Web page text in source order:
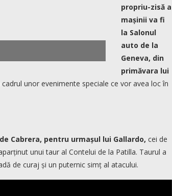
propriu-zisă a
mașinii va fi
la Salonul
auto de la
Geneva, din
primăvara lui
unor evenimente speciale ce vor avea loc în
Cabrera, pentru urmașul lui Gallardo, cei de
unui taur al Contelui de la Patilla. Taurul a
de curaj și un puternic simț al atacului.